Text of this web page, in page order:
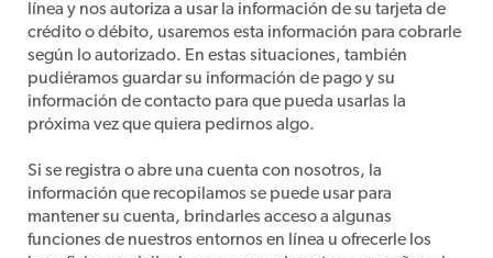
línea y nos autoriza a usar la información de su tarjeta de
crédito o débito, usaremos esta información para cobrarle
según lo autorizado. En estas situaciones, también
pudiéramos guardar su información de pago y su
información de contacto para que pueda usarlas la
próxima vez que quiera pedirnos algo.
Si se registra o abre una cuenta con nosotros, la
información que recopilamos se puede usar para
mantener su cuenta, brindarles acceso a algunas
funciones de nuestros entornos en línea u ofrecerle los